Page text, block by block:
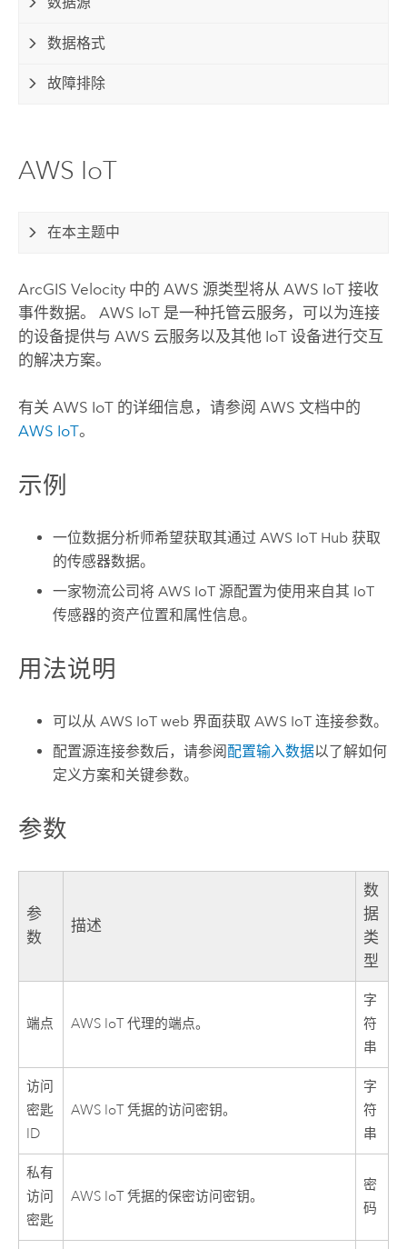
数据格式
故障排除
AWS IoT
在本主题中
ArcGIS Velocity中的 AWS 源类型将从 AWS IoT 接收
事件数据。 AWS IoT 是一种托管云服务，可以为连接
的设备提供与 AWS 云服务以及其他 IoT 设备进行交互
的解决方案。
有关 AWS IoT 的详细信息，请参阅 AWS 文档中的
AWS IoT。
示例
一位数据分析师希望获取其通过AWS IoT Hub 获取
的传感器数据。
一家物流公司将AWS IoT 源配置为使用来自其 IoT
传感器的资产位置和属性信息。
用法说明
可以从AWS IoT web 界面获取AWS IoT 连接参数。
配置源连接参数后，请参阅配置输入数据以了解如何
定义方案和关键参数。
参数
参
数
描述
数
据
类
型
端点 AWS IoT 代理的端点。
字
符
串
访问
密匙
ID
AWS IoT 凭据的访问密钥。
字
符
串
私有
访问
密匙
AWS IoT 凭据的保密访问密钥。
密
码